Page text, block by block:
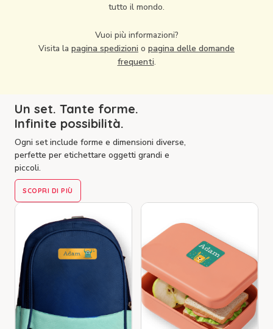
tutto il mondo.
Vuoi più informazioni?
Visita la pagina spedizioni o pagina delle domande
frequenti.
Un set. Tante forme.
Infinite possibilità.
Ogni set include forme e dimensioni diverse,
perfette per etichettare oggetti grandi e
piccoli.
SCOPRI DI PIÙ